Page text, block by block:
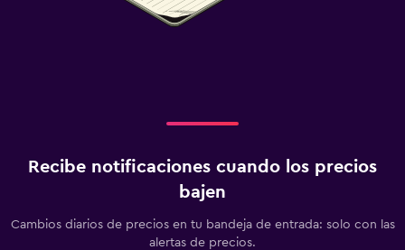
Recibe notificaciones cuando los precios
bajen
Cambios diarios de precios en tu bandeja de entrada: solo con las
alertas de precios.